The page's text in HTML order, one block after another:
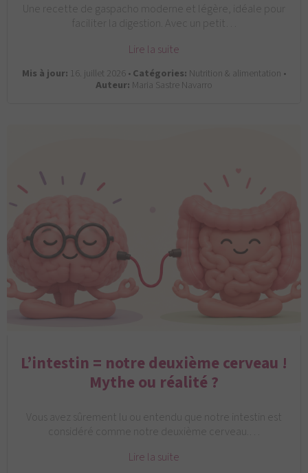
Une recette de gaspacho moderne et légère, idéale pour
faciliter la digestion. Avec un petit…
Lire la suite
Mis à jour: 16. juillet 2026 •Catégories: Nutrition & alimentation •
Auteur: Maria Sastre Navarro
L’intestin = notre deuxième cerveau !
Mythe ou réalité ?
Vous avez sûrement lu ou entendu que notre intestin est
considéré comme notre deuxième cerveau.…
Lire la suite